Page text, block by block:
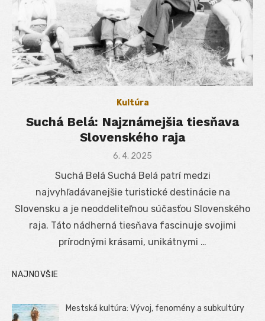
Kultúra
Suchá Belá: Najznámejšia tiesňava
Slovenského raja
Posted
6. 4. 2025
Suchá Belá Suchá Belá patrí medzi
najvyhľadávanejšie turistické destinácie na
Slovensku a je neoddeliteľnou súčasťou Slovenského
raja. Táto nádherná tiesňava fascinuje svojimi
prírodnými krásami, unikátnymi …
NAJNOVŠIE
Mestská kultúra: Vývoj, fenomény a subkultúry